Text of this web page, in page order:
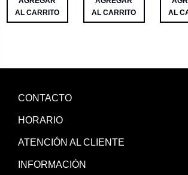
AL CARRITO
AL CARRITO
AL
CONTACTO
HORARIO
ATENCIÓN AL CLIENTE
INFORMACIÓN